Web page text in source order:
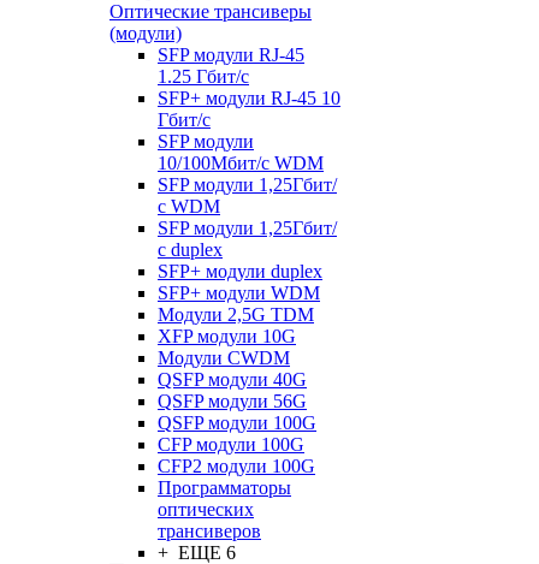
Оптические трансиверы
(модули)
SFP модули RJ-45
1.25 Гбит/c
SFP+ модули RJ-45 10
Гбит/c
SFP модули
10/100Мбит/с WDM
SFP модули 1,25Гбит/
с WDM
SFP модули 1,25Гбит/
с duplex
SFP+ модули duplex
SFP+ модули WDM
Модули 2,5G TDM
XFP модули 10G
Модули CWDM
QSFP модули 40G
QSFP модули 56G
QSFP модули 100G
CFP модули 100G
CFP2 модули 100G
Программаторы
оптических
трансиверов
+ ЕЩЕ 6